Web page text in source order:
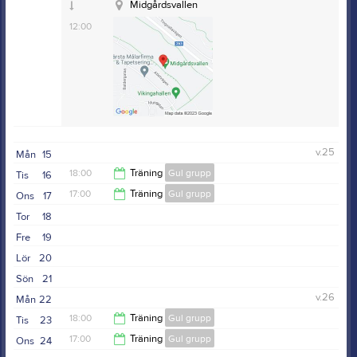
12:00
Midgårdsvallen
15
Mån
v.25
16
Tis 18:00 Träning Gul grupp
17
Ons 17:00 Träning Gul grupp
18
Tor
19
Fre
20
Lör
21
Sön
22
Mån
v.26
23
Tis 18:00 Träning Gul grupp
24
Ons 17:00 Träning Gul grupp